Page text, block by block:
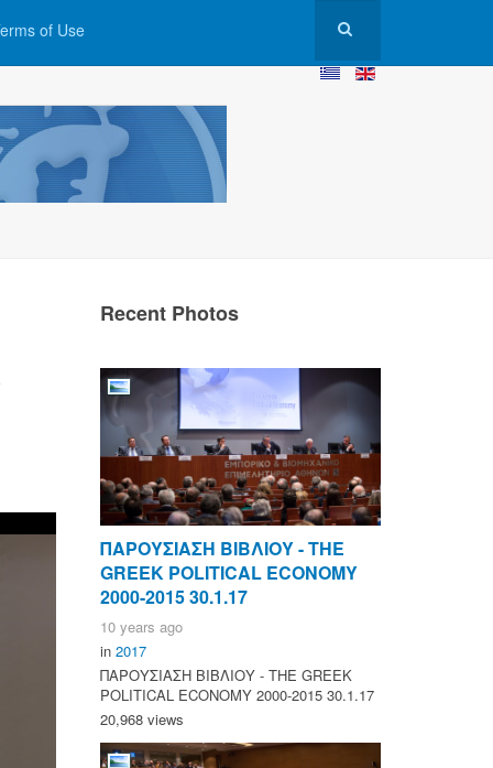
of Use
Recent Photos
ΠΑΡΟΥΣΙΑΣΗ ΒΙΒΛΙΟΥ - ΤΗΕ
GREEK POLITICAL ECONOMY
2000-2015 30.1.17
10 years ago
in 2017
ΠΑΡΟΥΣΙΑΣΗ ΒΙΒΛΙΟΥ - ΤΗΕ GREEK
POLITICAL ECONOMY 2000-2015 30.1.17
20,968 views